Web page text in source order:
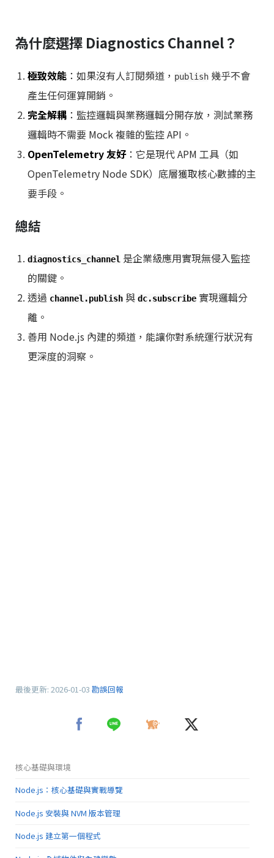
為什麼選擇 Diagnostics Channel？
極致效能 ：如果沒有人訂閱頻道， publish 幾乎不會
產生任何運算開銷。
完全解耦 ：監控邏輯與業務邏輯分開存放，測試業務
邏輯時不需要 Mock 複雜的監控 API。
OpenTelemetry 友好：它是現代 APM 工具（如
OpenTelemetry Node SDK）底層獲取核心數據的主
要手段。
總結
diagnostics_channel 是企業級應用實現無侵入監控
的關鍵。
透過 channel.publish 與 dc.subscribe 實現邏輯分
離。
善用 Node.js 內建的頻道，能讓你對系統運行狀況有
更深度的洞察。
最後更新: 2026-01-03 勘誤回報
核心基礎與環境
Node.js：核心基礎與實戰導覽
Node.js 安裝與 NVM 版本管理
Node.js 建立第一個程式